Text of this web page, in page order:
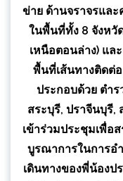
ข่าย ด้านจราจรแล
ในพื้นที่ทั้ง 8 จังหวั
เหนือตอนล่าง) แล
พื้นที่เส้นทางติดต่
ประกอบด้วย ตำ
สระบุรี, ปราจีนบุรี,
เข้าร่วมประชุมเพื่อ
บูรณาการในการอ
เดินทางของพี่น้องป